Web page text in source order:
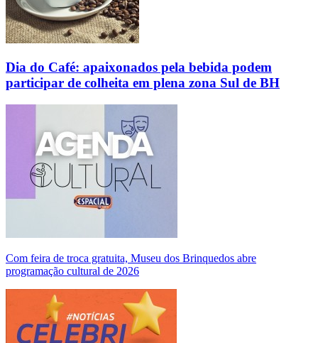
Dia do Café: apaixonados pela bebida podem
participar de colheita em plena zona Sul de BH
Com feira de troca gratuita, Museu dos Brinquedos abre
programação cultural de 2026